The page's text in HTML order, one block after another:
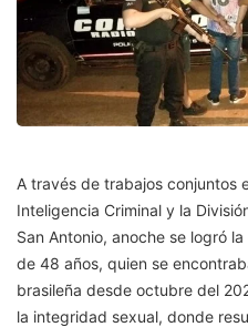
A través de trabajos conjuntos
Inteligencia Criminal y la
San Antonio, anoche se logró
de 48 años, quien se
brasileña desde octubre del
la integridad sexual, donde